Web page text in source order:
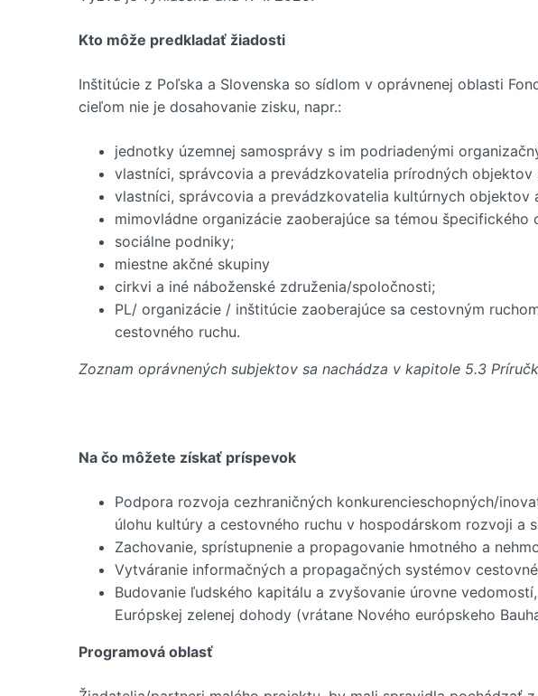
Kto môže predkladať žiadosti
Inštitúcie z Poľska a Slovenska so sídlom v oprávnenej oblasti
cieľom nie je dosahovanie zisku, napr.:
jednotky územnej samosprávy s im podriadenými
vlastníci, správcovia a prevádzkovatelia prírodných
vlastníci, správcovia a prevádzkovatelia kultúrnych
mimovládne organizácie zaoberajúce sa témou špecifického
sociálne podniky;
miestne akčné skupiny
cirkvi a iné náboženské združenia/spoločnosti;
PL/ organizácie / inštitúcie zaoberajúce sa cestovným
cestovného ruchu.
Zoznam oprávnených subjektov sa nachádza v kapitole 5.3
Na čo môžete získať príspevok
Podpora rozvoja cezhraničných konkurencieschopných/
úlohu kultúry a cestovného ruchu v hospodárskom rozvoji a
Zachovanie, sprístupnenie a propagovanie hmotného a
Vytváranie informačných a propagačných systémov
Budovanie ľudského kapitálu a zvyšovanie úrovne
Európskej zelenej dohody (vrátane Nového európskeho
Programová oblasť